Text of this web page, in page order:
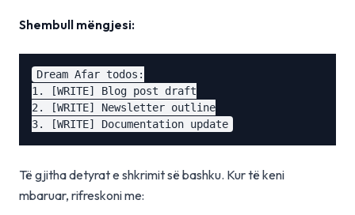
Shembull mëngjesi:
Dream Afar todos:
1. [WRITE] Blog post draft
2. [WRITE] Newsletter outline
Të gjitha detyrat e shkrimit së bashku. Kur të keni
mbaruar, rifreskoni me: